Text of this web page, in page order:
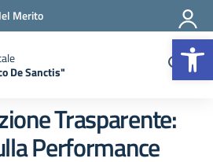
Merito
De Sanctis"
Trasparente:
Performance